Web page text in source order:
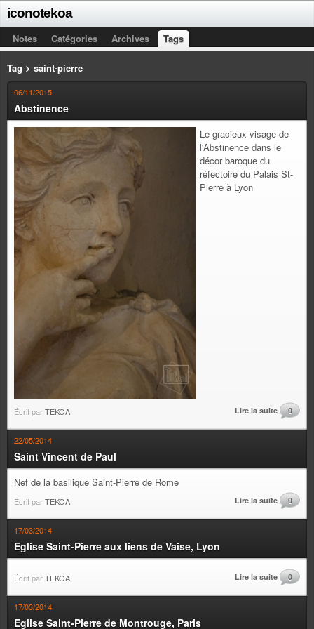
iconotekoa
Notes Catégories Archives Tags
Tag > saint-pierre
06/11/2015
Abstinence
Le gracieux visage de
l'Abstinence dans le
décor baroque du
réfectoire du Palais St-
Pierre à Lyon
Écrit parTEKOA Lire la suite 0
22/05/2014
Saint Vincent de Paul
Nef de la basilique Saint-Pierre de Rome
Écrit parTEKOA Lire la suite 0
17/03/2014
Eglise Saint-Pierre aux liens de Vaise, Lyon
Écrit parTEKOA Lire la suite 0
17/03/2014
Eglise Saint-Pierre de Montrouge, Paris